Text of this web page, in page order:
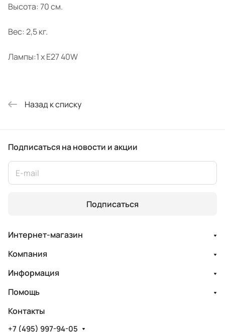
Высота: 70 см.
Вес: 2,5 кг.
Лампы:1 x E27 40W
Назад к списку
Подписаться на новости и акции
Подписаться
Интернет-магазин
Компания
Информация
Помощь
Контакты
+7 (495) 997-94-05